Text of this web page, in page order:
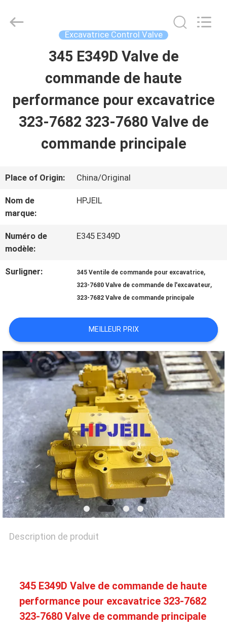
MAISON
PRODUITS
VIDÉOS
DE
NOUS
VISITE
CONTRÔLE
DE
QUALITÉ
CONTACTEZ-
NOUS
NOUVELLES
CAS
PLAN
SITE
PRIVACY
Machinery
Excavatrice Control Valve
345 E349D Valve de
commande de haute
performance pour excavatrice
323-7682 323-7680 Valve de
commande principale
Place of Origin: China/Original
Nom de
marque:
HPJEIL
Numéro de
modèle:
E345 E349D
Surligner: 345 Ventile de commande pour excavatrice,
323-7680 Valve de commande de l'excavateur,
323-7682 Valve de commande principale
MEILLEUR PRIX
Description de produit
345 E349D Valve de commande de haute
performance pour excavatrice 323-7682
323-7680 Valve de commande principale